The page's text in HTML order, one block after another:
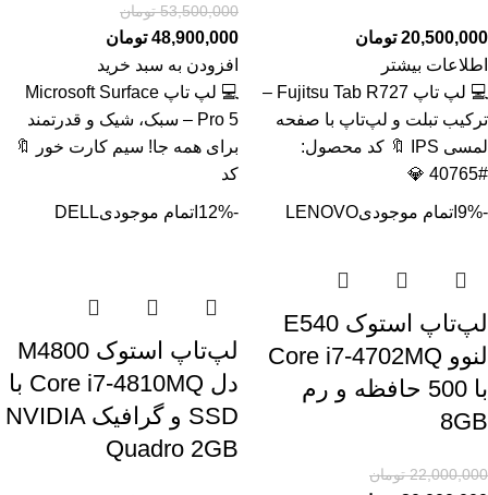
20,500,000 تومان
اطلاعات بیشتر
💻 لپ تاپ Fujitsu Tab R727 –
ترکیب تبلت و لپ‌تاپ با صفحه
لمسی IPS 🔖 کد محصول:
#40765 💎
53,500,000 تومان
48,900,000 تومان
افزودن به سبد خرید
💻 لپ تاپ Microsoft Surface
Pro 5 – سبک، شیک و قدرتمند
برای همه جا! سیم کارت خور 🔖
کد
-9% اتمام موجودیLENOVO
لپ‌تاپ استوک E540
لنوو Core i7-4702MQ
با 500 حافظه و رم
8GB
22,000,000 تومان
-12% اتمام موجودیDELL
لپ‌تاپ استوک M4800
دل Core i7-4810MQ با
SSD و گرافیک NVIDIA
Quadro 2GB